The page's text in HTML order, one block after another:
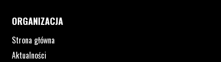
ORGANIZACJA
Strona główna
Aktualności